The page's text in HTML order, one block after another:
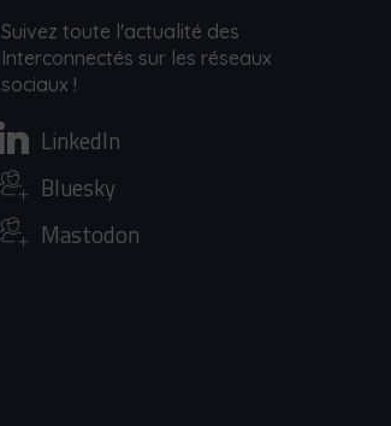
Suivez toute l'actualité des
Interconnectés sur les réseaux
sociaux !
LinkedIn
Bluesky
Mastodon